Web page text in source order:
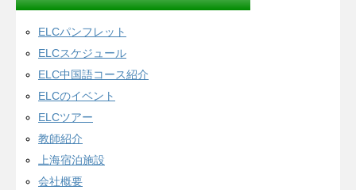
ELCパンフレット
ELCスケジュール
ELC中国語コース紹介
ELCのイベント
ELCツアー
教師紹介
上海宿泊施設
会社概要